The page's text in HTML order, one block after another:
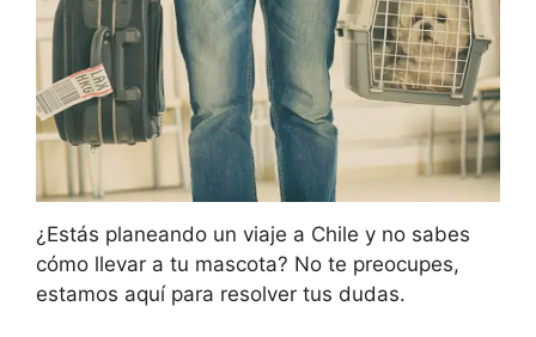
¿Estás planeando un viaje a Chile y no sabes
cómo llevar a tu mascota? No te preocupes,
estamos aquí para resolver tus dudas.